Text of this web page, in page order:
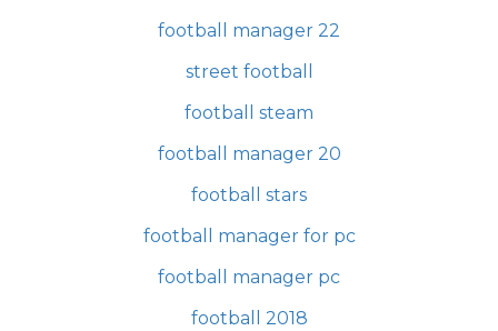
football manager 22
street football
football steam
football manager 20
football stars
football manager for pc
football manager pc
football 2018